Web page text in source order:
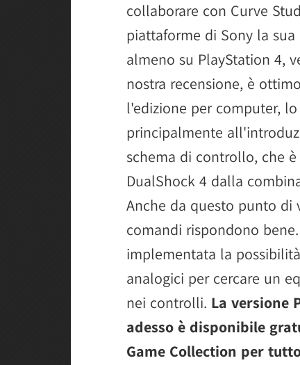
collaborare con Curve
piattaforme di Sony la
almeno su PlayStation 4,
nostra recensione, è
l'edizione per computer,
principalmente
schema di controllo, che
DualShock 4 dalla
Anche da questo punto
comandi rispondono
implementata la
analogici per cercare un
nei controlli. La versione
adesso è disponibile
Game Collection per